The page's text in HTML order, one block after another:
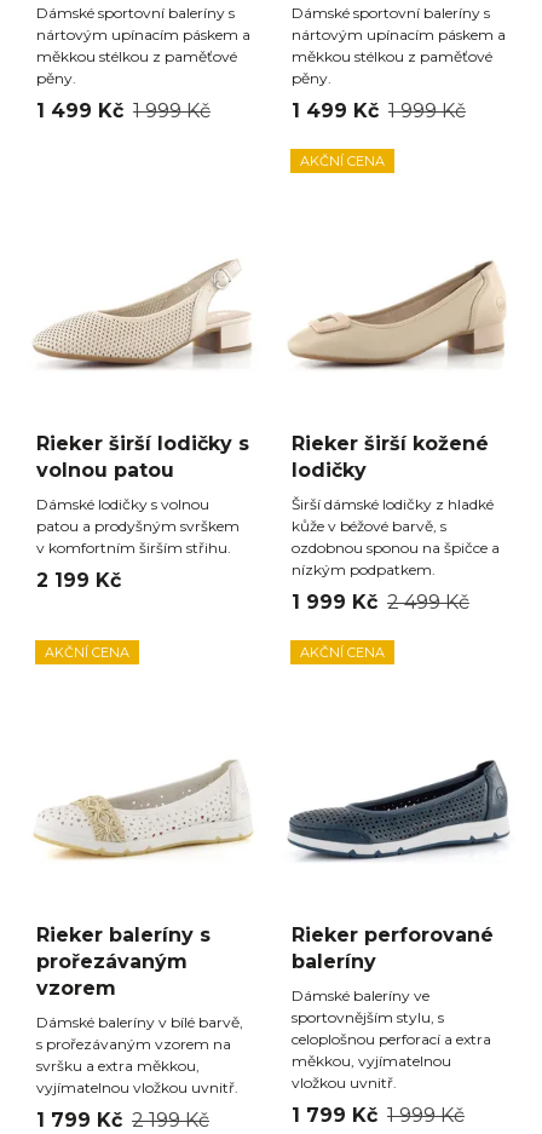
Dámské sportovní baleríny s
nártovým upínacím páskem a
měkkou stélkou z paměťové
pěny.
1 499 Kč 1 999 Kč
Dámské sportovní baleríny s
nártovým upínacím páskem a
měkkou stélkou z paměťové
pěny.
1 499 Kč 1 999 Kč
Rieker širší lodičky s
volnou patou
Dámské lodičky s volnou
patou a prodyšným svrškem
v komfortním širším střihu.
2 199 Kč
AKČNÍ CENA
Rieker širší kožené
lodičky
Širší dámské lodičky z hladké
kůže v béžové barvě, s
ozdobnou sponou na špičce a
nízkým podpatkem.
1 999 Kč 2 499 Kč
AKČNÍ CENA
Rieker baleríny s
prořezávaným
vzorem
Dámské baleríny v bílé barvě,
s prořezávaným vzorem na
svršku a extra měkkou,
vyjímatelnou vložkou uvnitř.
1 799 Kč 2 199 Kč
AKČNÍ CENA
Rieker perforované
baleríny
Dámské baleríny ve
sportovnějším stylu, s
celoplošnou perforací a extra
měkkou, vyjímatelnou
vložkou uvnitř.
1 799 Kč 1 999 Kč